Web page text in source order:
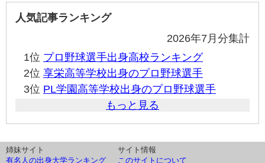
人気記事ランキング
2026年7月分集計
1位 プロ野球選手出身高校ランキング
2位 享栄高等学校出身のプロ野球選手
3位 PL学園高等学校出身のプロ野球選手
もっと見る
姉妹サイト
有名人の出身大学ランキング
サイト情報
このサイトについて